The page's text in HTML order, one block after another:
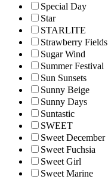
Special Day
Star
STARLITE
Strawberry Fields
Sugar Wind
Summer Festival
Sun Sunsets
Sunny Beige
Sunny Days
Suntastic
SWEET
Sweet December
Sweet Fuchsia
Sweet Girl
Sweet Marine